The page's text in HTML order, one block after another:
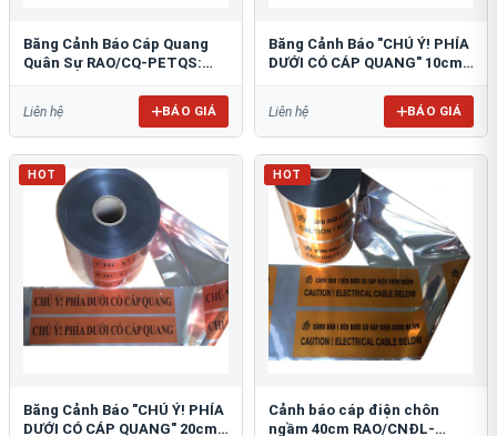
Băng Cảnh Báo Cáp Quang
Quân Sự RAO/CQ-PETQS:
Liên hệ BÁO GIÁ
Băng Cảnh Báo "CHÚ Ý! PHÍA
DƯỚI CÓ CÁP QUANG" 10cm:
Liên hệ BÁO GIÁ
HOT
Băng Cảnh Báo "CHÚ Ý! PHÍA
DƯỚI CÓ CÁP QUANG" 20cm
HOT
Cảnh báo cáp điện chôn
ngầm 40cm RAO/CNĐL-